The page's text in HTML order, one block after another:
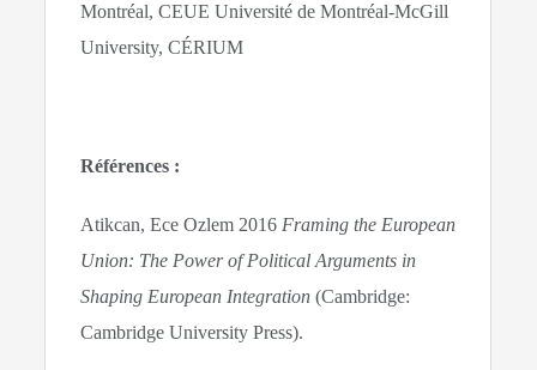
Montréal, CEUE Université de Montréal-McGill
University, CÉRIUM
Références :
Atikcan, Ece Ozlem 2016 Framing the European
Union: The Power of Political Arguments in
Shaping European Integration (Cambridge:
Cambridge University Press).